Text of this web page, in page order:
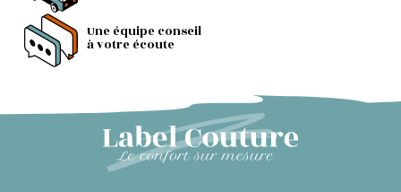
Une équipe conseil
à votre écoute